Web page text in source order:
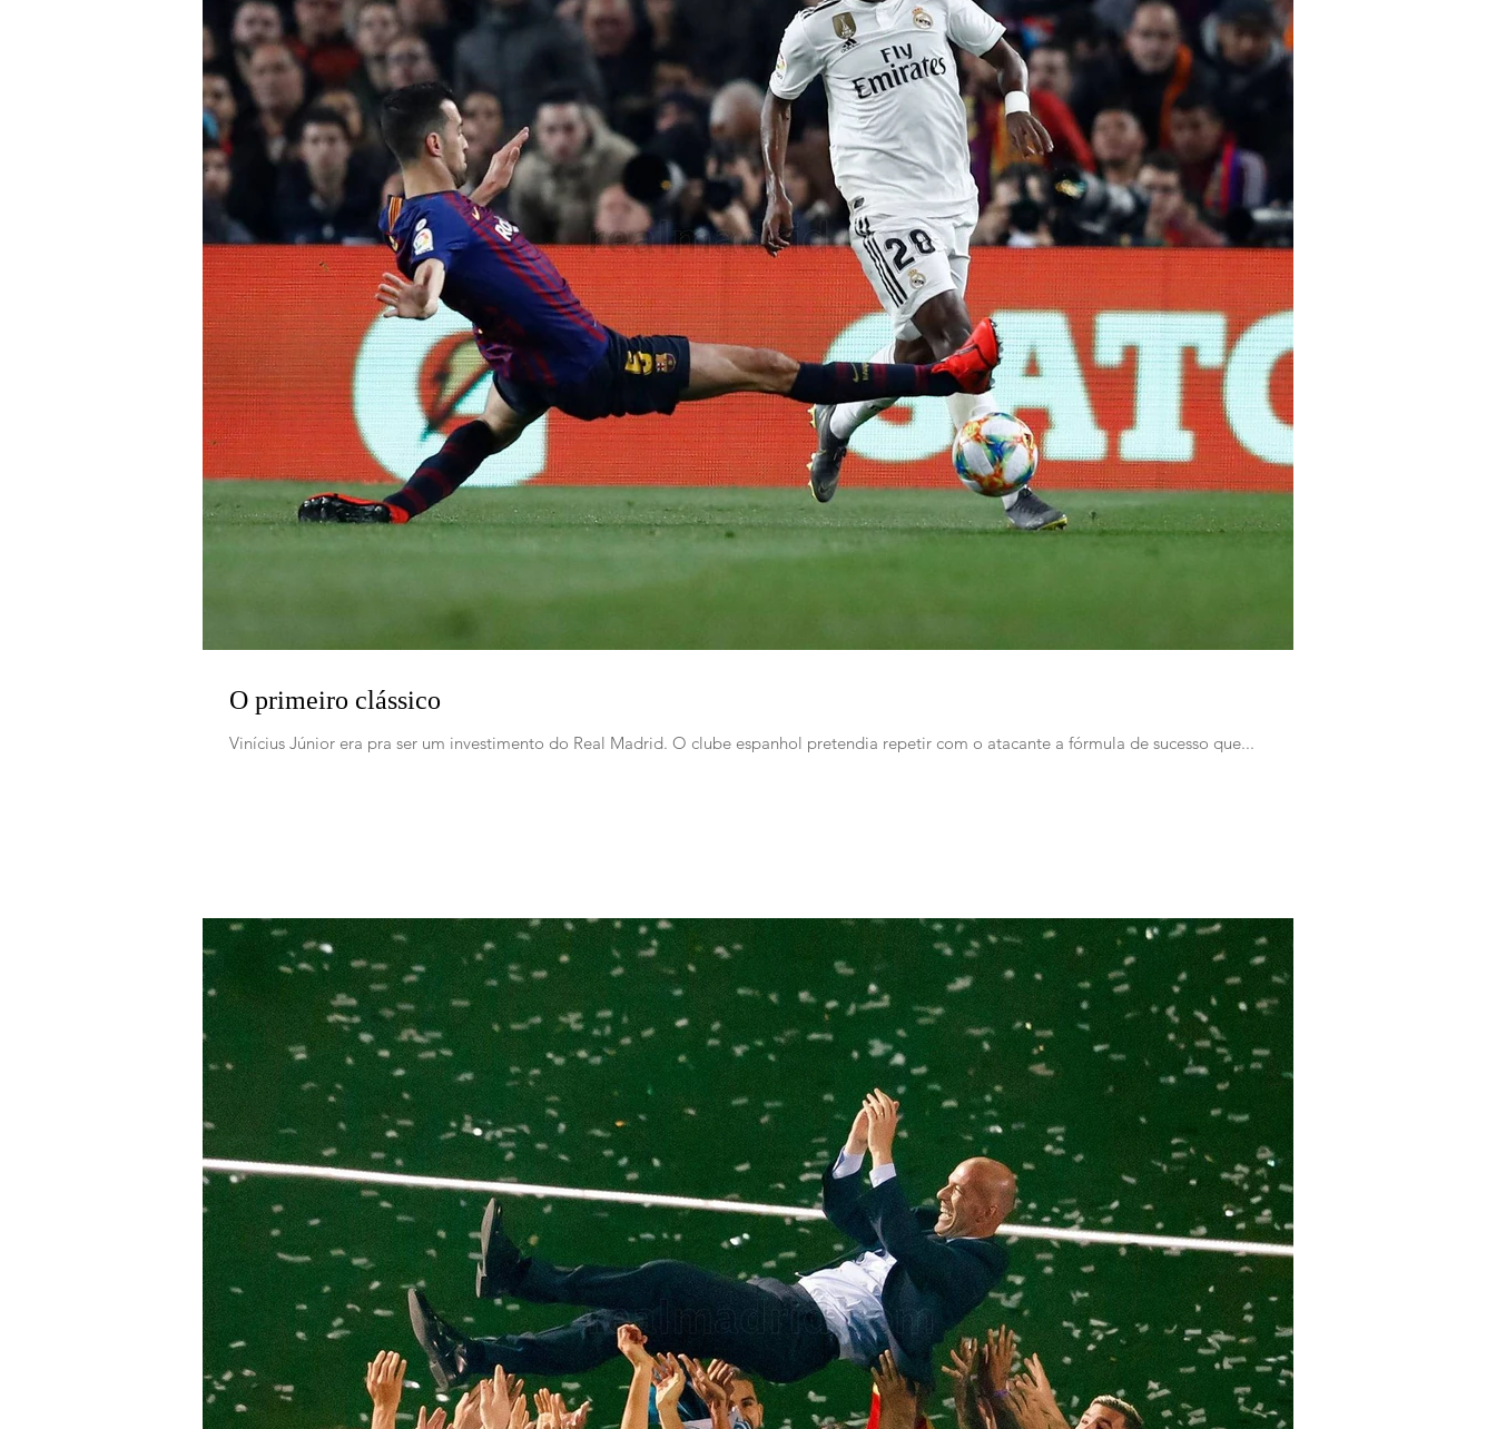
O primeiro clássico
Vinícius Júnior era pra ser um investimento do Real Madrid. O clube espanhol pretendia repetir com o atacante a fórmula de sucesso que...